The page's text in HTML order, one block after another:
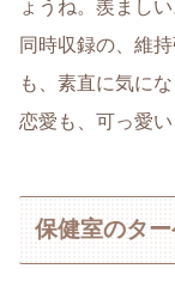
ょうね。羨ましい
同時収録の、維
も、素直に気に
恋愛も、可っ愛
保健室のター